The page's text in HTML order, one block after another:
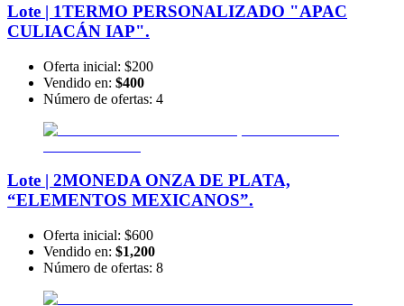
Lote | 1TERMO PERSONALIZADO "APAC
CULIACÁN IAP".
Oferta inicial: $200
Vendido en: $400
Número de ofertas: 4
Lote | 2MONEDA ONZA DE PLATA,
“ELEMENTOS MEXICANOS”.
Oferta inicial: $600
Vendido en: $1,200
Número de ofertas: 8